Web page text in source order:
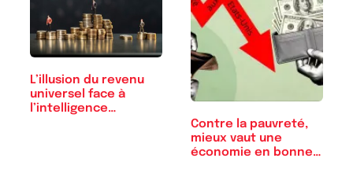
L’illusion du revenu
universel face à
l’intelligence…
Contre la pauvreté,
mieux vaut une
économie en bonne…